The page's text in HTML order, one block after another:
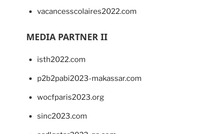
vacancesscolaires2022.com
MEDIA PARTNER II
isth2022.com
p2b2pabi2023-makassar.com
wocfparis2023.org
sinc2023.com